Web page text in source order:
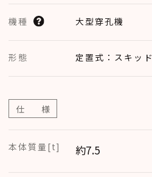
機種 大型穿孔機
形態 定置式：スキッド
仕 様
本体質量[t] 約7.5